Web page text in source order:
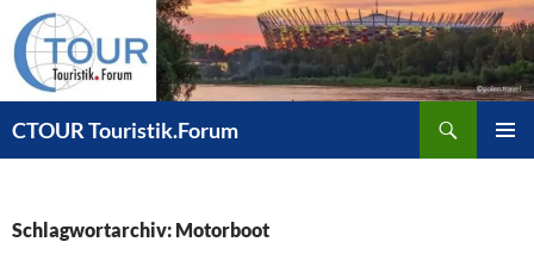
Zum
Inhalt
springen
CTOUR Touristik.Forum
Schlagwortarchiv: Motorboot